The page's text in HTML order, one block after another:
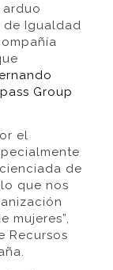
de Igualdad
Group
el
de
que nos
mujeres”,
Recursos